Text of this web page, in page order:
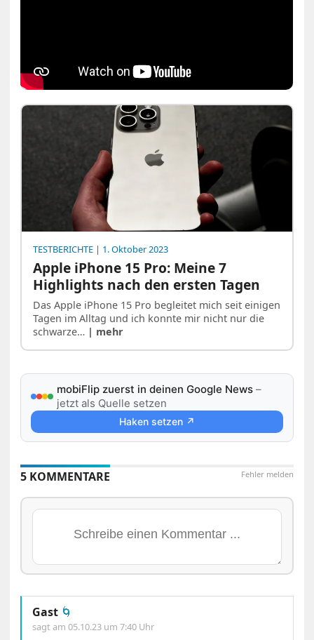
TESTBERICHTE | 1. Oktober 2023
Apple iPhone 15 Pro: Meine 7
Highlights nach den ersten Tagen
Das Apple iPhone 15 Pro begleitet mich seit einigen
Tagen im Alltag und ich konnte mir nicht nur die
schwarze… | mehr
mobiFlip zuerst in deinen Google News –
jetzt als Quelle setzen
Haken setzen ↗
Fehler melden
5 KOMMENTARE
Gast 🌀
sagt am05.10.23 um 7:40 Uhr